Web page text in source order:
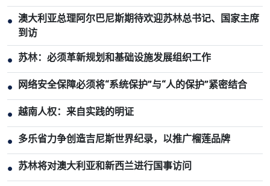
● 澳大利亚总理阿尔巴尼斯期待欢迎苏林总书记、国家主席
到访
● 苏林：必须革新规划和基础设施发展组织工作
● 网络安全保障必须将“系统保护”与“人的保护”紧密结合
● 越南人权：来自实践的明证
● 多乐省力争创造吉尼斯世界纪录，以推广榴莲品牌
● 苏林将对澳大利亚和新西兰进行国事访问